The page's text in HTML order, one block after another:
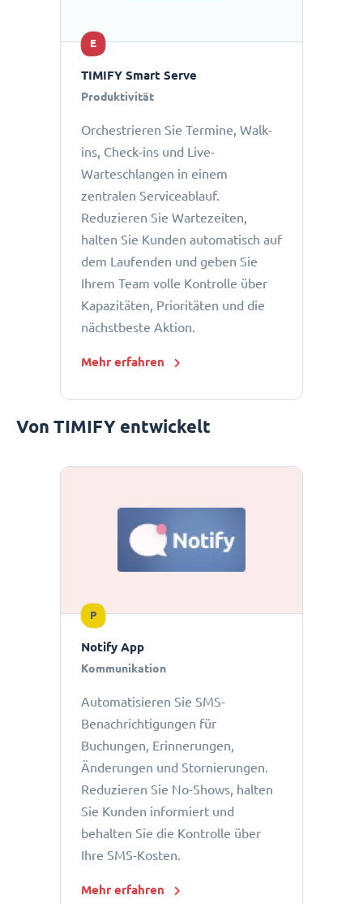
E
TIMIFY Smart Serve
Produktivität
Orchestrieren Sie Termine, Walk-
ins, Check-ins und Live-
Warteschlangen in einem
zentralen Serviceablauf.
Reduzieren Sie Wartezeiten,
halten Sie Kunden automatisch auf
dem Laufenden und geben Sie
Ihrem Team volle Kontrolle über
Kapazitäten, Prioritäten und die
nächstbeste Aktion.
Mehr erfahren
Von TIMIFY entwickelt
P
Notify App
Kommunikation
Automatisieren Sie SMS-
Benachrichtigungen für
Buchungen, Erinnerungen,
Änderungen und Stornierungen.
Reduzieren Sie No-Shows, halten
Sie Kunden informiert und
behalten Sie die Kontrolle über
Ihre SMS-Kosten.
Mehr erfahren